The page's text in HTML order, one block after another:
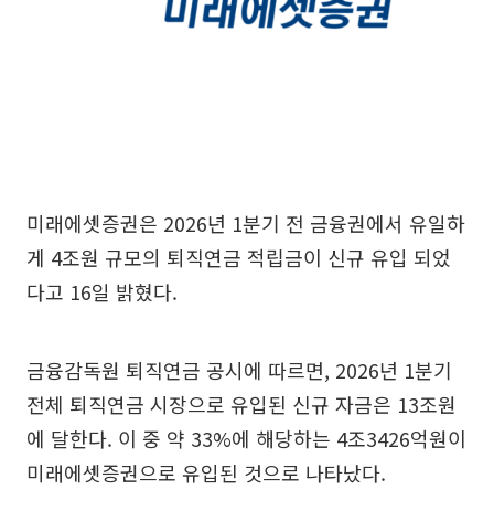
미래에셋증권은 2026년 1분기 전 금융권에서 유일하
게 4조원 규모의 퇴직연금 적립금이 신규 유입 되었
다고 16일 밝혔다.
금융감독원 퇴직연금 공시에 따르면, 2026년 1분기
전체 퇴직연금 시장으로 유입된 신규 자금은 13조원
에 달한다. 이 중 약 33%에 해당하는 4조3426억원이
미래에셋증권으로 유입된 것으로 나타났다.